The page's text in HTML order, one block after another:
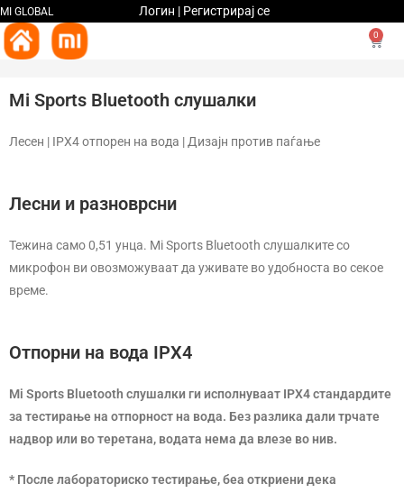
MI GLOBAL Логин | Регистрирај се
0
Mi Sports Bluetooth слушалки
Лесен | IPX4 отпорен на вода | Дизајн против паѓање
Лесни и разноврсни
Тежина само 0,51 унца. Mi Sports Bluetooth слушалките со
микрофон ви овозможуваат да уживате во удобноста во секое
време.
Отпорни на вода IPX4
Mi Sports Bluetooth слушалки ги исполнуваат IPX4 стандардите
за тестирање на отпорност на вода. Без разлика дали трчате
надвор или во теретана, водата нема да влезе во нив.
* После лабораториско тестирање, беа откриени дека